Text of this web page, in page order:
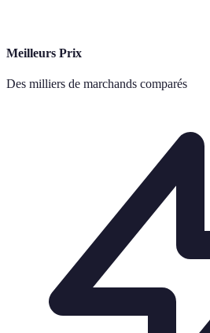
Meilleurs Prix
Des milliers de marchands comparés